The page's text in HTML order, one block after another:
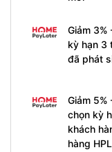
Giảm
kỳ hạn 3
đã phát
Giảm
chọn kỳ
khách
hàng HPL